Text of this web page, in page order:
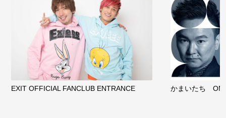
EXIT OFFICIAL FANCLUB ENTRANCE かまいたち